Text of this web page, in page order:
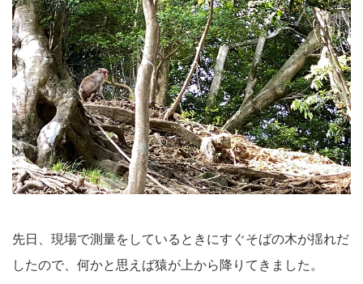
先日、現場で測量をしているときにすぐそばの木が揺れだ
したので、何かと思えば猿が上から降りてきました。